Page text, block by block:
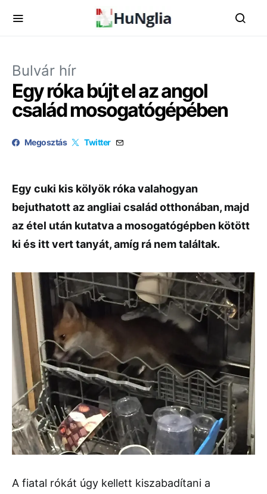
Bulvár hír
Egy róka bújt el az angol
család mosogatógépében
Megosztás Twitter
Egy cuki kis kölyök róka valahogyan
bejuthatott az angliai család otthonában, majd
az étel után kutatva a mosogatógépben kötött
ki és itt vert tanyát, amíg rá nem találtak.
A fiatal rókát úgy kellett kiszabadítani a